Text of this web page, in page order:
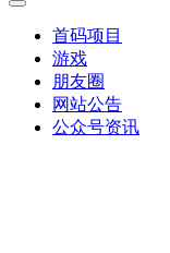
首码项目
游戏
朋友圈
网站公告
公众号资讯